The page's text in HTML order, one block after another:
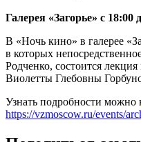
Галерея «Загорье» с 18:00
В «Ночь кино» в галерее
в которых
Родченко, состоится
Виолетты Глебовны
Узнать подробности можно
https://vzmoscow.ru/events/